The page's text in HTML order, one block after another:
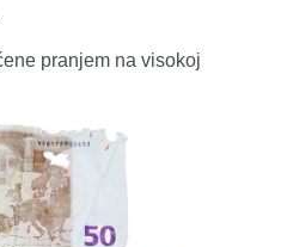
pranjem na visokoj